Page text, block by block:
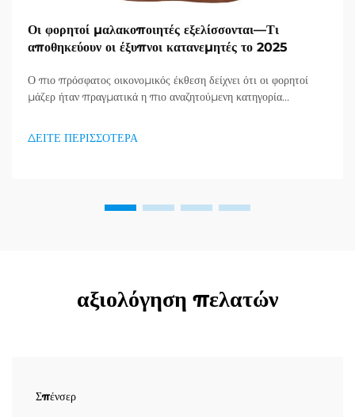
Οι φορητοί μαλακοποιητές εξελίσσονται—Τι
αποθηκεύουν οι έξυπνοι κατανεμητές το 2025
Ο πιο πρόσφατος οικονομικός έκθεση δείχνει ότι οι φορητοί
μάζερ ήταν πραγματικά η πιο αναζητούμενη κατηγορία
διανομείς το έχουν ήδη κατανοήσει...
ΔΕΙΤΕ ΠΕΡΙΣΣΟΤΕΡΑ
αξιολόγηση πελατών
Σπένσερ